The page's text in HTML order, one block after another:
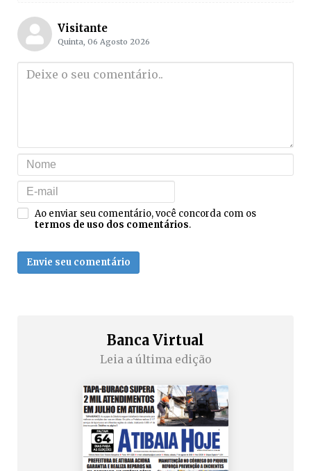
Visitante
Quinta, 06 Agosto 2026
Ao enviar seu comentário, você concorda com os
termos de uso dos comentários.
Envie seu comentário
Banca Virtual
Leia a última edição